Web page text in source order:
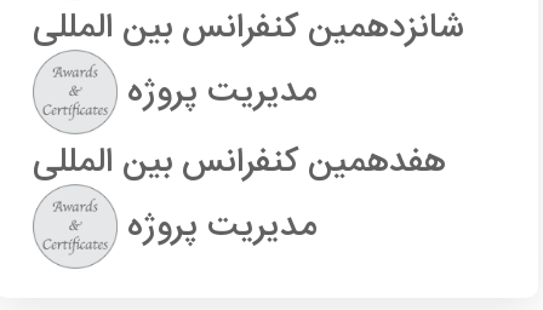
شانزدهمین کنفرانس بین المللی
مدیریت پروژه
هفدهمین کنفرانس بین المللی
مدیریت پروژه